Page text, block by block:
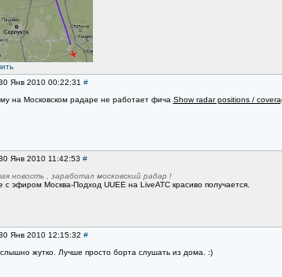
Янв 2010 00:22:31 #
на Московском радаре не работает фича Show radar positions /
Янв 2010 11:42:53 #
новость , заработал московский радар !
с эфиром Москва-Подход UUEE на LiveATC красиво получается.
Янв 2010 12:15:32 #
жутко. Лучше просто борта слушать из дома. :)